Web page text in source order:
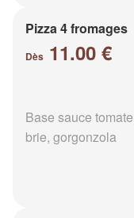
Pizza 4 fromages
Dès 11.00 €
Base sauce
brie, gorgonzola